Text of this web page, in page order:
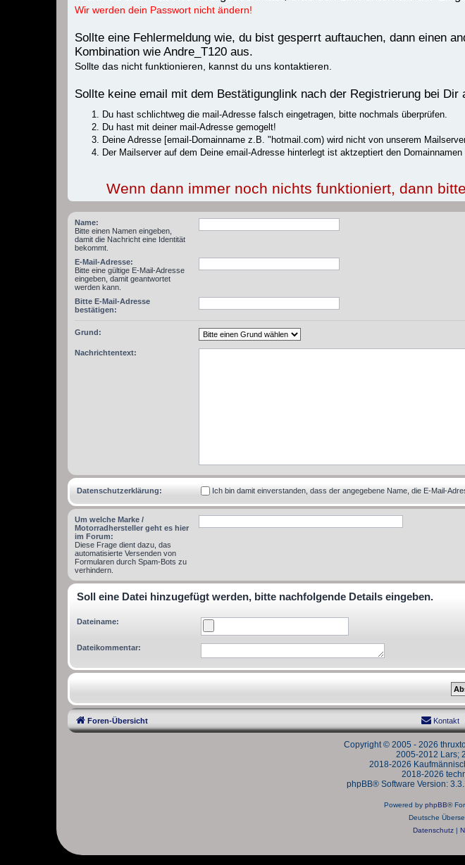
Wir werden dein Passwort nicht ändern!
Sollte eine Fehlermeldung wie, du bist gesperrt auftauchen, dann einen
Kombination wie Andre_T120 aus.
Sollte das nicht funktionieren, kannst du uns kontaktieren.
Sollte keine email mit dem Bestätigunglink nach der Registrierung bei
Du hast schlichtweg die mail-Adresse falsch eingetragen, bitte nochmals überprüfen.
Du hast mit deiner mail-Adresse gemogelt!
Deine Adresse [email-Domainname z.B. "hotmail.com) wird nicht von unserem
Der Mailserver auf dem Deine email-Adresse hinterlegt ist aktzeptiert den
Wenn dann immer noch nichts funktioniert, dann
Name:
Bitte einen Namen eingeben,
damit die Nachricht eine Identität
bekommt.
E-Mail-Adresse:
Bitte eine gültige E-Mail-Adresse
eingeben, damit geantwortet
werden kann.
Bitte E-Mail-Adresse
bestätigen:
Grund:
Nachrichtentext:
Datenschutzerklärung: Ich bin damit einverstanden, dass der angegebene Name, die E-Mail-
Um welche Marke /
Motorradhersteller geht es hier
im Forum:
Diese Frage dient dazu, das
automatisierte Versenden von
Formularen durch Spam-Bots zu
verhindern.
Soll eine Datei hinzugefügt werden, bitte nachfolgende Details eingeben.
Dateiname:
Dateikommentar:
Foren-Übersicht Kontakt
Copyright © 2005 - 2026
2005-2012 Lars;
2018-2026
2018-2026
phpBB® Software Version:
Powered by phpBB®
Deutsche
Datenschutz|